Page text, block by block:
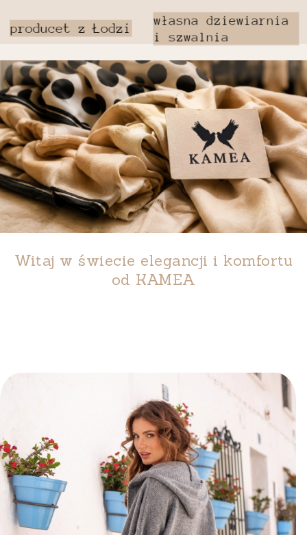
Witaj w świecie elegancji i komfortu
od KAMEA